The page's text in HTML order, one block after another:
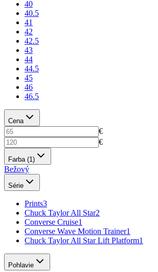
40
40.5
41
42
42.5
43
44
44.5
45
46
46.5
Cena
€
€
Farba (1)
Bežový
Série
Prints3
Chuck Taylor All Star2
Converse Cruise1
Converse Wave Motion Trainer1
Chuck Taylor All Star Lift Platform1
Pohlavie